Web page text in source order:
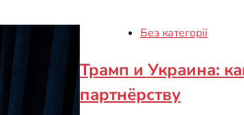
Без категорії
Трамп и Украина:
партнёрству